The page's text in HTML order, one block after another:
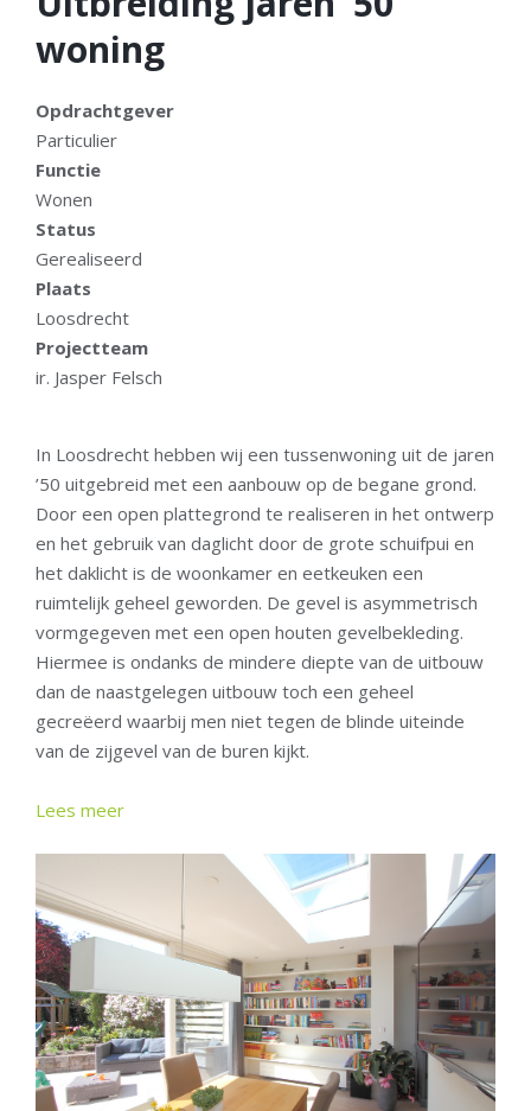
woning
Opdrachtgever
Particulier
Functie
Wonen
Status
Gerealiseerd
Plaats
Loosdrecht
Projectteam
ir. Jasper Felsch
In Loosdrecht hebben wij een tussenwoning uit de jaren
’50 uitgebreid met een aanbouw op de begane grond.
Door een open plattegrond te realiseren in het ontwerp
en het gebruik van daglicht door de grote schuifpui en
het daklicht is de woonkamer en eetkeuken een
ruimtelijk geheel geworden. De gevel is asymmetrisch
vormgegeven met een open houten gevelbekleding.
Hiermee is ondanks de mindere diepte van de uitbouw
dan de naastgelegen uitbouw toch een geheel
gecreëerd waarbij men niet tegen de blinde uiteinde
van de zijgevel van de buren kijkt.
Lees meer